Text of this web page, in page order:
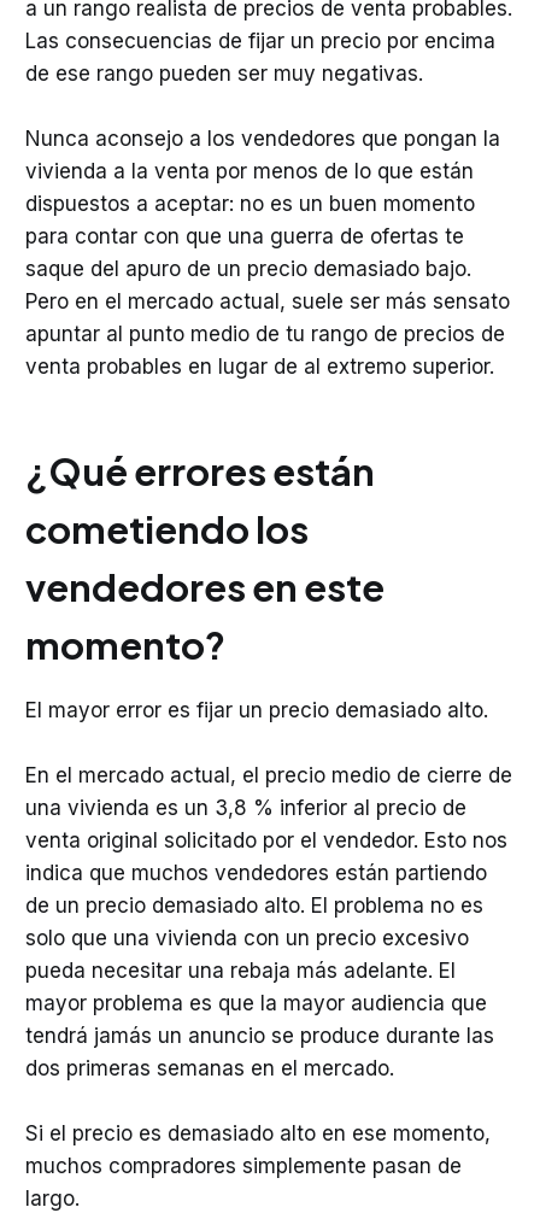
a un rango realista de precios de venta probables.
Las consecuencias de fijar un precio por encima
de ese rango pueden ser muy negativas.
Nunca aconsejo a los vendedores que pongan la
vivienda a la venta por menos de lo que están
dispuestos a aceptar: no es un buen momento
para contar con que una guerra de ofertas te
saque del apuro de un precio demasiado bajo.
Pero en el mercado actual, suele ser más sensato
apuntar al punto medio de tu rango de precios de
venta probables en lugar de al extremo superior.
¿Qué errores están
cometiendo los
vendedores en este
momento?
El mayor error es fijar un precio demasiado alto.
En el mercado actual, el precio medio de cierre de
una vivienda es un 3,8 % inferior al precio de
venta original solicitado por el vendedor. Esto nos
indica que muchos vendedores están partiendo
de un precio demasiado alto. El problema no es
solo que una vivienda con un precio excesivo
pueda necesitar una rebaja más adelante. El
mayor problema es que la mayor audiencia que
tendrá jamás un anuncio se produce durante las
dos primeras semanas en el mercado.
Si el precio es demasiado alto en ese momento,
muchos compradores simplemente pasan de
largo.